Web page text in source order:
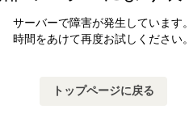
サーバーで障害が発生しています。
時間をあけて再度お試しください。
トップページに戻る